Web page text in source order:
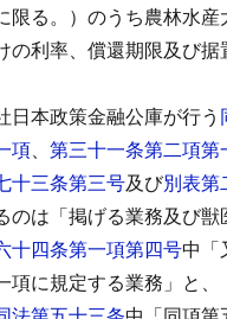
る。）のうち農林水
の利率、償還期限及び
日本政策金融公庫が行う
項、 第三十一条第二項第
十三条第三号及び別表第
は「掲げる業務及び獣
十四条第一項第四号中「
項に規定する業務」と